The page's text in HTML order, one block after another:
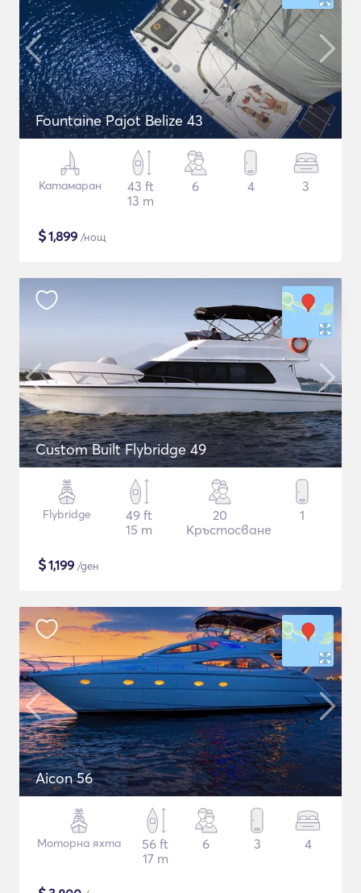
Fountaine Pajot Belize 43
Катамаран
43 ft
13 m
6 4 3
$1,899 /нощ
Custom Built Flybridge 49
Flybridge
49 ft
15 m
20
Кръстосване
1
$1,199 /ден
Aicon 56
Моторна яхта
56 ft
17 m
6 3 4